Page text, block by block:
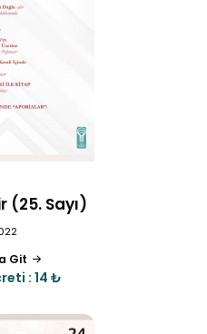
(25. Sayı)
Git
: 14 ₺